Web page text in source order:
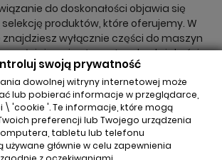
do doskonałości objawia się
selekcję produktów, które oferujemy. W
wyłącznie części do maszyn
spełniają najwyższe standardy jakości,
czy są to oryginały, czy zamienniki.
swoją prywatność
dowolnej witryny internetowej może
lub pobierać informacje w przeglądarce,
\ 'cookie '. Te informacje, które mogą
preferencji lub Twojego urządzenia
tabletu lub telefonu
używane głównie w celu zapewnienia